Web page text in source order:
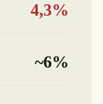
4,3%
~6%